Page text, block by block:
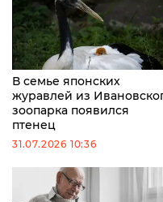
В семье японских
журавлей из
зоопарка появился
птенец
31.07.2026 10:36